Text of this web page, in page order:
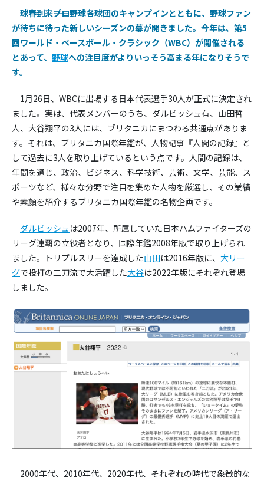
球春到来――プロ野球各球団のキャンプインとともに、野球ファン
が待ちに待った新しいシーズンの幕が開きました。今年は、第5
回ワールド・ベースボール・クラシック（WBC）が開催される
とあって、 野球への注目度がよりいっそう高まる年になりそうで
す。
1月26日、WBCに出場する日本代表選手30人が正式に決定され
ました。実は、代表メンバーのうち、ダルビッシュ有、山田哲
人、大谷翔平の3人には、ブリタニカにまつわる共通点がありま
す。それは、ブリタニカ国際年鑑が、人物記事『人間の記録』と
して過去に3人を取り上げているという点です。人間の記録は、
年間を通じ、政治、ビジネス、科学技術、芸術、文学、芸能、ス
ポーツなど、様々な分野で注目を集めた人物を厳選し、その業績
や素顔を紹介するブリタニカ国際年鑑の名物企画です。
ダルビッシュ は2007年、所属していた日本ハムファイターズの
リーグ連覇の立役者となり、国際年鑑2008年版で取り上げられ
ました。トリプルスリーを達成した山田は2016年版に、 大リー
グで投打の二刀流で大活躍した大谷は2022年版にそれぞれ登場
しました。
2000年代、2010年代、2020年代、それぞれの時代で象徴的な